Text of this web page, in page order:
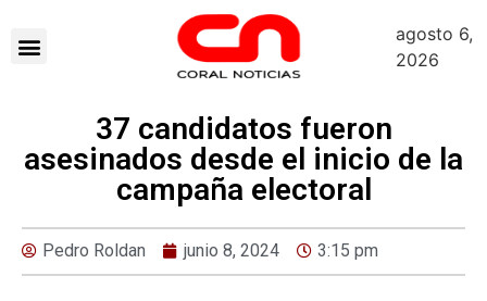
agosto 6,
2026
37 candidatos fueron
asesinados desde el inicio de la
campaña electoral
Pedro Roldan junio 8, 2024 3:15 pm